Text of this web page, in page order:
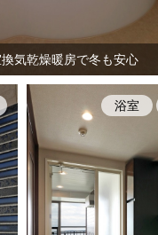
気乾燥暖房で冬も安心
浴室